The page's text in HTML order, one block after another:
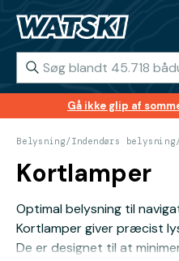
Gå ikke glip af
Belysning/Indendørs belysning
Kortlamper
Optimal belysning til
Kortlamper giver præcist
De er designet til at